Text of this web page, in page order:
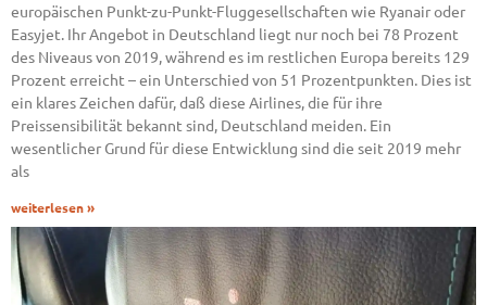
europäischen Punkt-zu-Punkt-Fluggesellschaften wie Ryanair oder
Easyjet. Ihr Angebot in Deutschland liegt nur noch bei 78 Prozent
des Niveaus von 2019, während es im restlichen Europa bereits 129
Prozent erreicht – ein Unterschied von 51 Prozentpunkten. Dies ist
ein klares Zeichen dafür, daß diese Airlines, die für ihre
Preissensibilität bekannt sind, Deutschland meiden. Ein
wesentlicher Grund für diese Entwicklung sind die seit 2019 mehr
als
weiterlesen »